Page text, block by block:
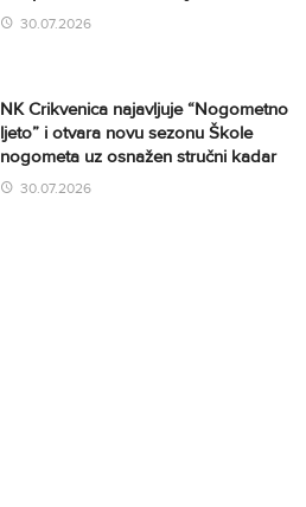
30.07.2026
NK Crikvenica najavljuje “Nogometno
ljeto” i otvara novu sezonu Škole
nogometa uz osnažen stručni kadar
30.07.2026